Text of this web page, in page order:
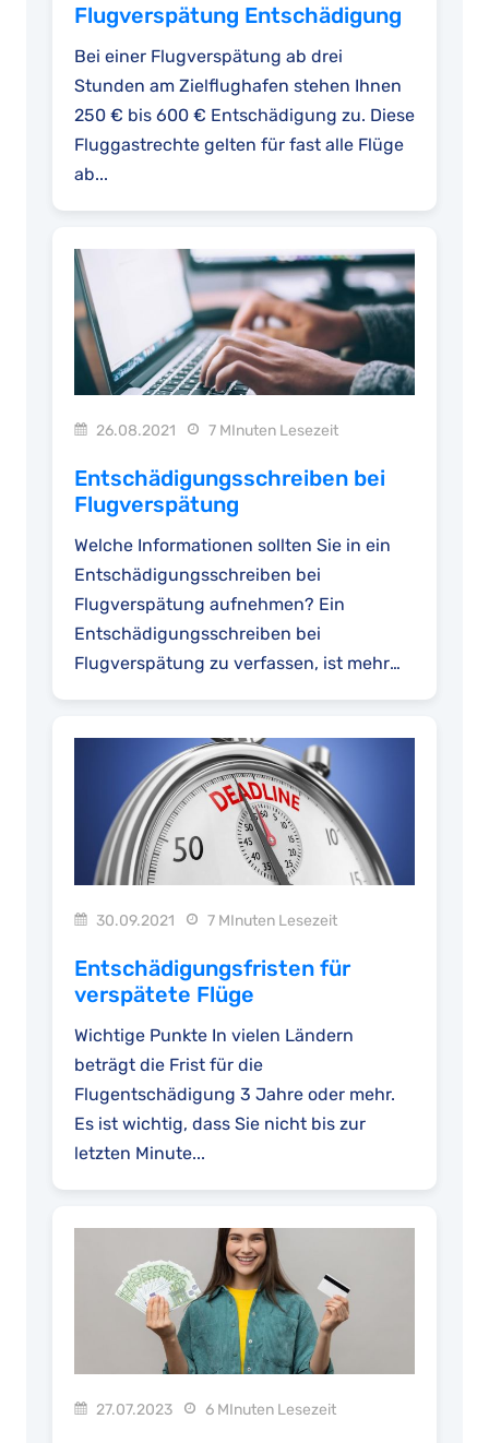
Flugverspätung Entschädigung
Bei einer Flugverspätung ab drei
Stunden am Zielflughafen stehen Ihnen
250 € bis 600 € Entschädigung zu. Diese
Fluggastrechte gelten für fast alle Flüge
ab...
26.08.2021 7 MInuten Lesezeit
Entschädigungsschreiben bei
Flugverspätung
Welche Informationen sollten Sie in ein
Entschädigungsschreiben bei
Flugverspätung aufnehmen? Ein
Entschädigungsschreiben bei
Flugverspätung zu verfassen, ist mehr
30.09.2021 7 MInuten Lesezeit
Entschädigungsfristen für
verspätete Flüge
Wichtige Punkte In vielen Ländern
beträgt die Frist für die
Flugentschädigung 3 Jahre oder mehr.
Es ist wichtig, dass Sie nicht bis zur
letzten Minute...
27.07.2023 6 MInuten Lesezeit